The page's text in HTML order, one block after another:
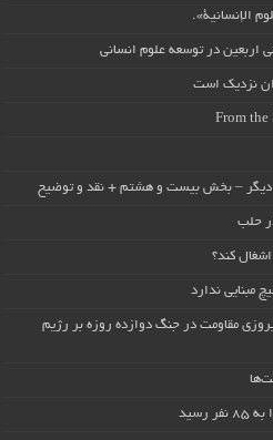
الإنسانية».
در توسعه علوم انسانی
نزدیک است
From
دیگر – بخش بیست و هشتم + نقد و توضیح
حلب
کند؟
مبنایی ندارد
مقاومت در جنگ دوازده روزه بر رژیم